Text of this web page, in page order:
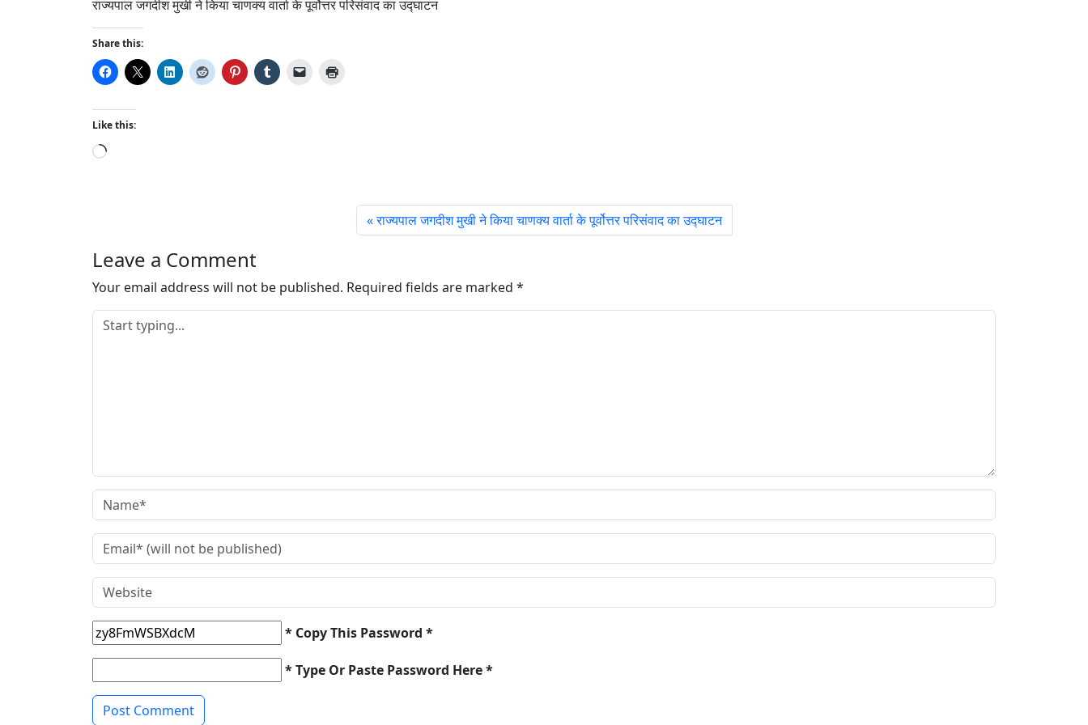
राज्यपाल जगदीश मुखी ने किया चाणक्य वार्ता के पूर्वोत्तर परिसंवाद का उद्घाटन
Share this:
Like this:
L
g
…
राज्यपाल जगदीश मुखी ने किया चाणक्य वार्ता के पूर्वोत्तर परिसंवाद का उद्घाटन
Leave a Comment
Your email address will not be published. Required fields are marked *
* Copy This Password *
* Type Or Paste Password Here *